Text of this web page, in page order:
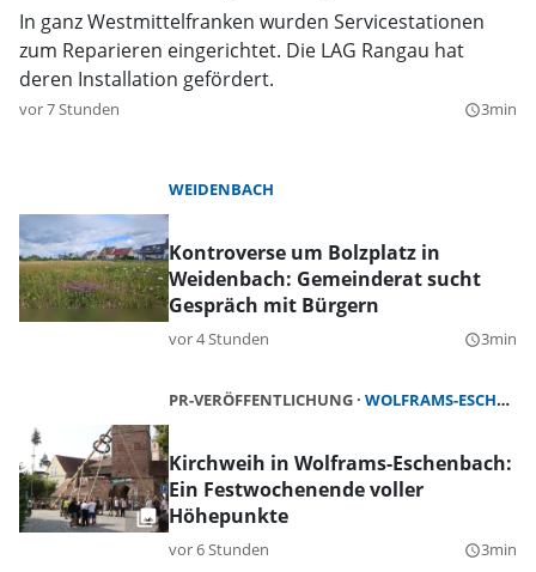
In ganz Westmittelfranken wurden Servicestationen
zum Reparieren eingerichtet. Die LAG Rangau hat
deren Installation gefördert.
vor 7 Stunden query_builder3min
WEIDENBACH
Kontroverse um Bolzplatz in
Weidenbach: Gemeinderat sucht
Gespräch mit Bürgern
vor 4 Stunden query_builder3min
PR-VERÖFFENTLICHUNG WOLFRAMS-ESCHENBACH
Kirchweih in Wolframs-Eschenbach:
Ein Festwochenende voller
Höhepunkte
vor 6 Stunden query_builder3min